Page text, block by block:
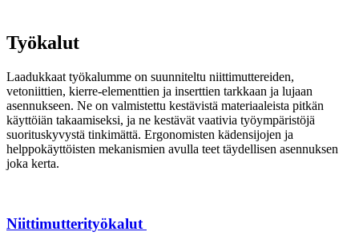
Työkalut
Laadukkaat työkalumme on suunniteltu niittimuttereiden,
vetoniittien, kierre-elementtien ja inserttien tarkkaan ja lujaan
asennukseen. Ne on valmistettu kestävistä materiaaleista pitkän
käyttöiän takaamiseksi, ja ne kestävät vaativia työympäristöjä
suorituskyvystä tinkimättä. Ergonomisten kädensijojen ja
helppokäyttöisten mekanismien avulla teet täydellisen asennuksen
joka kerta.
Niittimutterityökalut